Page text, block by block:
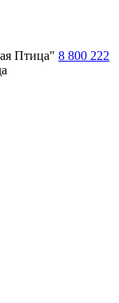
Птица" 8 800 222